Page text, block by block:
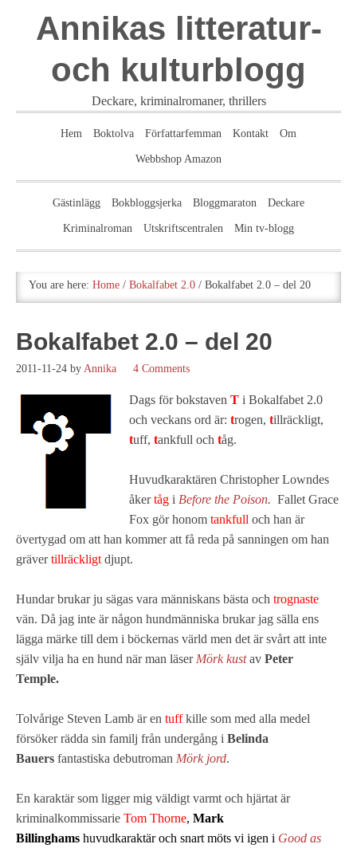
Annikas litteratur-
och kulturblogg
Deckare, kriminalromaner, thrillers
Hem Boktolva Författarfemman Kontakt Om
Webbshop Amazon
Gästinlägg Bokbloggsjerka Bloggmaraton Deckare
Kriminalroman Utskriftscentralen Min tv-blogg
You are here: Home / Bokalfabet 2.0 / Bokalfabet 2.0 – del 20
Bokalfabet 2.0 – del 20
2011-11-24 by Annika 4 Comments
Dags för bokstaven T i Bokalfabet 2.0
och veckans ord är: trogen, tillräckligt,
tuff, tankfull och tåg.
Huvudkaraktären Christopher Lowndes
åkertåg i Before the Poison. Fallet Grace
Fox gör honom tankfull och han är
övertygad om att han kommer att få reda på sanningen om han
grävertillräckligt djupt.
Hundar brukar ju sägas vara människans bästa och trognaste
vän. Då jag inte är någon hundmänniska brukar jag sälla ens
lägga märke till dem i böckernas värld men det är svårt att inte
själv vilja ha en hund när man läser Mörk kustav Peter
Temple.
Tolvårige Steven Lamb är en tuffkille som med alla medel
försöker rädda sin familj från undergång i Belinda
Bauers fantastiska debutroman Mörk jord.
En karaktär som ligger mig väldigt varmt och hjärtat är
kriminalkommissarie Tom Thorne, Mark
Billinghams huvudkaraktär och snart möts vi igen i Good as